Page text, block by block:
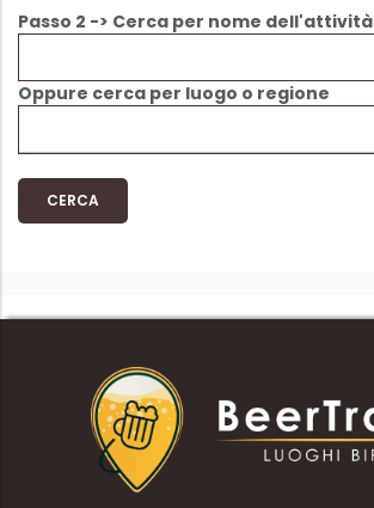
Passo 2 -> Cerca per nome dell'attività
Oppure cerca per luogo o regione
CERCA